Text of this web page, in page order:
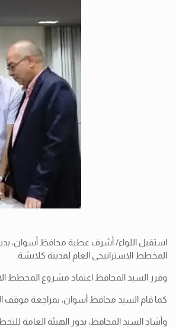
استقبل اللواء/ أشرف عطية محافظ أسوان،
المخطط الاستراتيجى العام لمدينة كلابشة.
وقرر السيد المحافظ اعتماد مشروع المخطط
كما قام السيد محافظ أسوان، بمراجعة موقف
وأشاد السيد المحافظ، بدور الهيئة العامة للتخطيط